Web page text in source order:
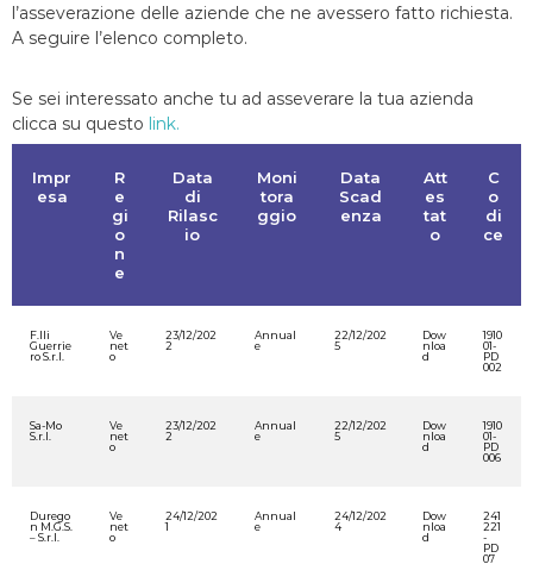
l’asseverazione delle aziende che ne avessero fatto richiesta.
A seguire l’elenco completo.
Se sei interessato anche tu ad asseverare la tua azienda
clicca su questo link.
Impr
esa
R
e
gi
o
n
e
Data
di
Rilasc
io
Moni
tora
ggio
Data
Scad
enza
Att
es
tat
o
C
o
di
ce
F.lli
Guerrie
ro S.r.l.
Ve
net
o
23/12/202
2
Annual
e
22/12/202
5
Dow
nloa
d
1910
01-
PD
002
Sa-Mo
S.r.l.
Ve
net
o
23/12/202
2
Annual
e
22/12/202
5
Dow
nloa
d
1910
01-
PD
006
Durego
n M.G.S.
– S.r.l.
Ve
net
o
24/12/202
1
Annual
e
24/12/202
4
Dow
nloa
d
241
221
-
PD
07